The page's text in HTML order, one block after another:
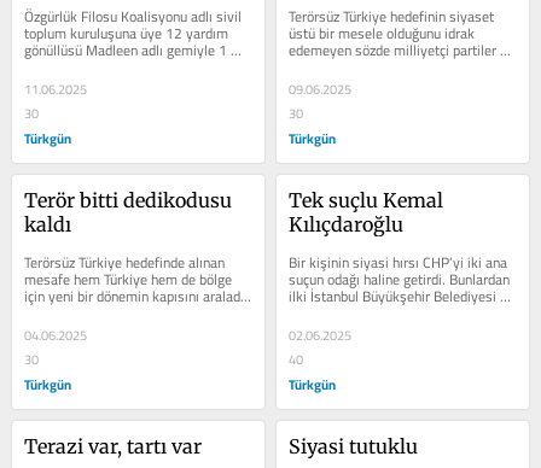
Özgürlük Filosu Koalisyonu adlı sivil
toplum kuruluşuna üye 12 yardım
gönüllüsü Madleen adlı gemiyle 1
Haziran’da İtalya’dan...
11.06.2025
30
Türkgün
Terörsüz Türkiye hedefinin siyaset
üstü bir mesele olduğunu idrak
edemeyen sözde milliyetçi partiler
aşağı doğru ivmelenen oy...
09.06.2025
30
Türkgün
Terör bitti dedikodusu
kaldı
Terörsüz Türkiye hedefinde alınan
mesafe hem Türkiye hem de bölge
için yeni bir dönemin kapısını araladı.
Terörün aradan...
04.06.2025
30
Türkgün
Tek suçlu Kemal
Kılıçdaroğlu
Bir kişinin siyasi hırsı CHP’yi iki ana
suçun odağı haline getirdi. Bunlardan
ilki İstanbul Büyükşehir Belediyesi
merkezli birkaç...
02.06.2025
40
Türkgün
Terazi var, tartı var Siyasi tutuklu